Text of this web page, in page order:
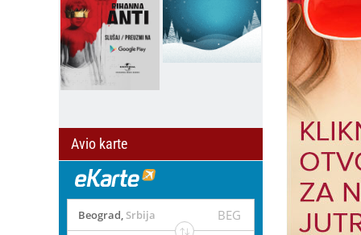
Avio karte
Beograd, Srbija BEG